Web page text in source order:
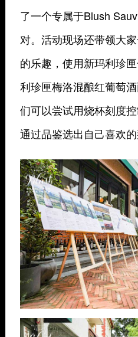
了一个专属于Blush
对。活动现场还带领大
的乐趣，使用新玛利珍
利珍匣梅洛混酿红葡萄酒
们可以尝试用烧杯刻度
通过品鉴选出自己喜欢的